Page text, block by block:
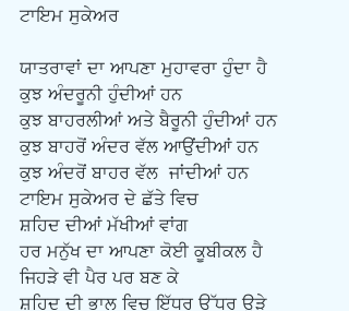
ਟਾਇਮ ਸੁਕੇਅਰ
ਯਾਤਰਾਵਾਂ ਦਾ ਆਪਣਾ ਮੁਹਾਵਰਾ ਹੁੰਦਾ ਹੈ
ਕੁਝ ਅੰਦਰੂਨੀ ਹੁੰਦੀਆਂ ਹਨ
ਕੁਝ ਬਾਹਰਲੀਆਂ ਅਤੇ ਬੈਰੂਨੀ ਹੁੰਦੀਆਂ ਹਨ
ਕੁਝ ਬਾਹਰੋਂ ਅੰਦਰ ਵੱਲ ਆਉਂਦੀਆਂ ਹਨ
ਕੁਝ ਅੰਦਰੋਂ ਬਾਹਰ ਵੱਲ  ਜਾਂਦੀਆਂ ਹਨ
ਟਾਇਮ ਸੁਕੇਅਰ ਦੇ ਛੱਤੇ ਵਿਚ
ਸ਼ਹਿਦ ਦੀਆਂ ਮੱਖੀਆਂ ਵਾਂਗ
ਹਰ ਮਨੁੱਖ ਦਾ ਆਪਣਾ ਕੋਈ ਕੂਬੀਕਲ ਹੈ
ਜਿਹੜੇ ਵੀ ਪੈਰ ਪਰ ਬਣ ਕੇ
ਸ਼ਹਿਦ ਦੀ ਭਾਲ ਵਿਚ ਇੱਧਰ ਉੱਧਰ ਉੜੇ